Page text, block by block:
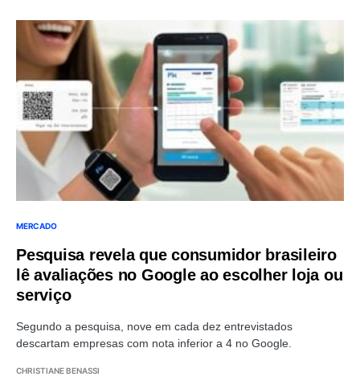
MERCADO
Pesquisa revela que consumidor brasileiro
lê avaliações no Google ao escolher loja ou
serviço
Segundo a pesquisa, nove em cada dez entrevistados
descartam empresas com nota inferior a 4 no Google.
CHRISTIANE BENASSI